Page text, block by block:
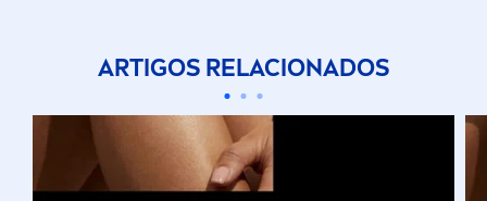
ARTIGOS RELACIONADOS